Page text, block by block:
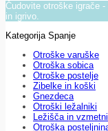
Čudovite otroške igrače
in igrivo.
Kategorija Spanje
Otroške varuške
Otroška sobica
Otroške postelje
Zibelke in koški
Gnezdeca
Otroški ležalniki
Ležišča in
Otroška